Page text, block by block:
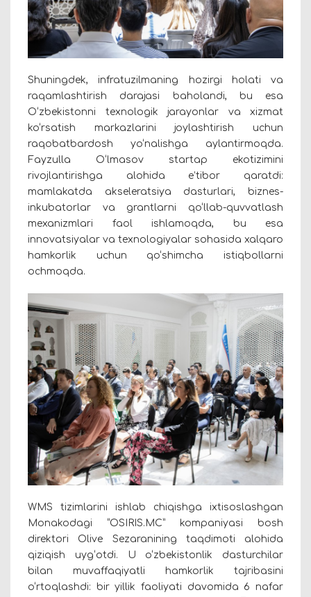
Shuningdek, infratuzilmaning hozirgi holati va
raqamlashtirish darajasi baholandi, bu esa
O‘zbekistonni texnologik jarayonlar va xizmat
ko‘rsatish markazlarini joylashtirish uchun
raqobatbardosh yo‘nalishga aylantirmoqda.
Fayzulla O‘lmasov startap ekotizimini
rivojlantirishga alohida e’tibor qaratdi:
mamlakatda akseleratsiya dasturlari, biznes-
inkubatorlar va grantlarni qo‘llab-quvvatlash
mexanizmlari faol ishlamoqda, bu esa
innovatsiyalar va texnologiyalar sohasida xalqaro
hamkorlik uchun qo‘shimcha istiqbollarni
ochmoqda.
WMS tizimlarini ishlab chiqishga ixtisoslashgan
Monakodagi “OSIRIS.MC” kompaniyasi bosh
direktori Olive Sezaranining taqdimoti alohida
qiziqish uyg‘otdi. U o‘zbekistonlik dasturchilar
bilan muvaffaqiyatli hamkorlik tajribasini
o‘rtoqlashdi: bir yillik faoliyati davomida 6 nafar